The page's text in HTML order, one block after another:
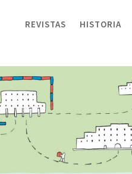
REVISTAS HISTORIA